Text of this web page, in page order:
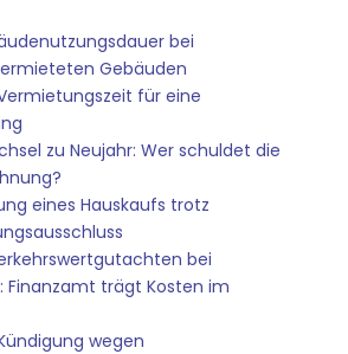
bei
Gebäuden
für eine
zu Neujahr: Wer schuldet die
eines Hauskaufs trotz
bei
Finanzamt trägt Kosten im
wegen